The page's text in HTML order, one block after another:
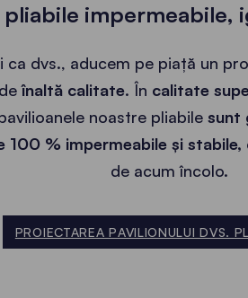
pliabile impermeabile,
ca dvs., aducem pe piață un
înaltă calitate. În calitate
noastre pliabile sunt
100 % impermeabile și
de acum încolo.
PROIECTAREA PAVILIONULUI DVS.